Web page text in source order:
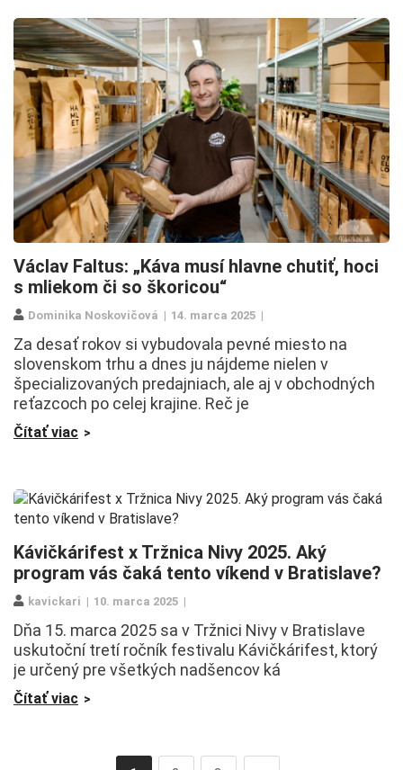
Václav Faltus: „Káva musí hlavne chutiť, hoci
s mliekom či so škoricou“
Dominika Noskovičová 14. marca 2025
Za desať rokov si vybudovala pevné miesto na
slovenskom trhu a dnes ju nájdeme nielen v
špecializovaných predajniach, ale aj v obchodných
reťazcoch po celej krajine. Reč je
Čítať viac
Kávičkárifest x Tržnica Nivy 2025. Aký
program vás čaká tento víkend v Bratislave?
kavickari 10. marca 2025
Dňa 15. marca 2025 sa v Tržnici Nivy v Bratislave
uskutoční tretí ročník festivalu Kávičkárifest, ktorý
je určený pre všetkých nadšencov ká
Čítať viac